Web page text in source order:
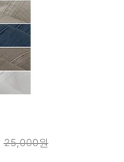
25,000원